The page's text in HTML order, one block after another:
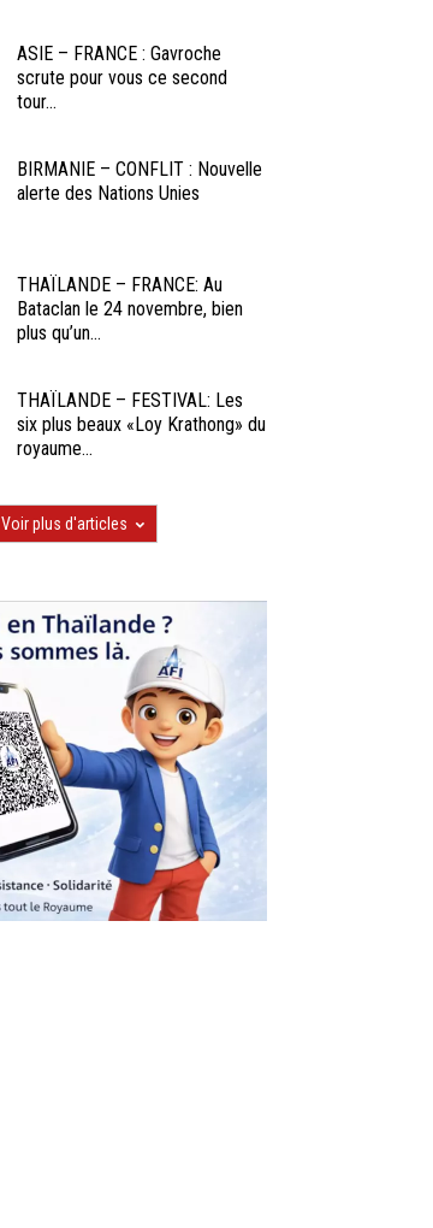
ASIE – FRANCE : Gavroche
scrute pour vous ce second
tour...
BIRMANIE – CONFLIT : Nouvelle
alerte des Nations Unies
THAÏLANDE – FRANCE: Au
Bataclan le 24 novembre, bien
plus qu’un...
THAÏLANDE – FESTIVAL: Les
six plus beaux «Loy Krathong» du
royaume...
Voir plus d'articles